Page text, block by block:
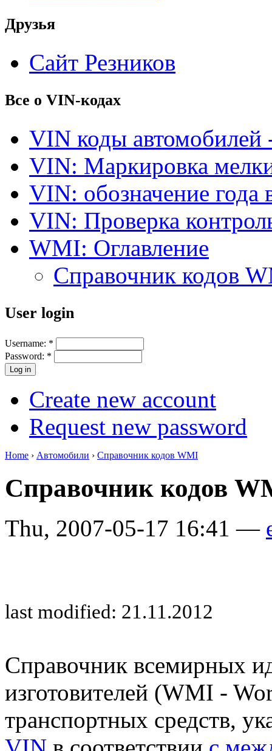
Друзья
Сайт Резников
Все о VIN-кодах
VIN коды автомобилей
VIN: Маркировка
VIN: обозначение года
VIN: Проверка
WMI: Оглавление
Справочник кодов
User login
Username: *
Password: *
Create new account
Request new password
Home › Автомобили › Справочник кодов WMI
Справочник кодов
Thu, 2007-05-17 16:41 —
last modified: 21.11.2012
Справочник всемирных
изготовителей (WMI -
транспортных средств,